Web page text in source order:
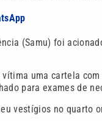
(Samu) foi
uma cartela
para exames de
vestígios no quarto